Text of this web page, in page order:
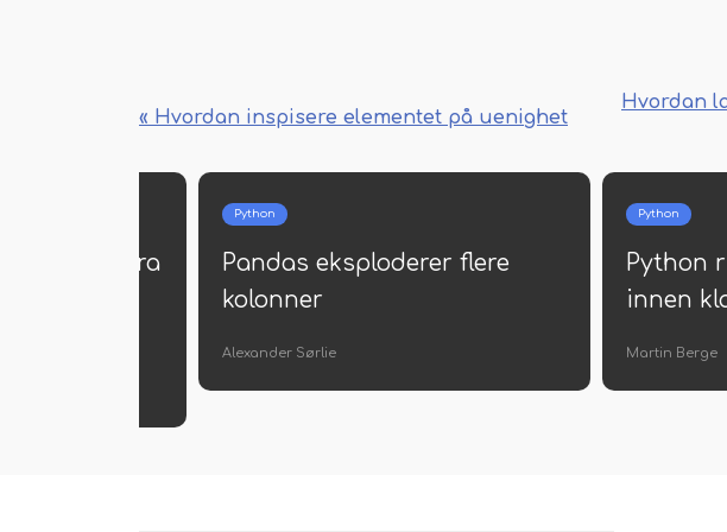
« Hvordan inspisere elementet på uenighet
Hvordan
en tabell fra
Python
Pandas eksploderer flere
kolonner
Alexander Sørlie
Python
Python
innen
Martin Berge